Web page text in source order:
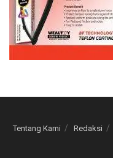
Tentang Kami Redaksi